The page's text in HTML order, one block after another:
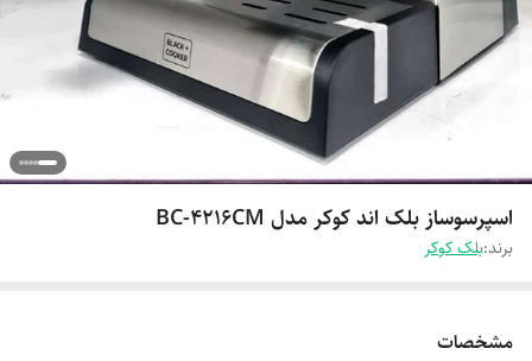
اسپرسوساز بلک اند کوکر مدل BC-4216CM
برند:بلک کوکر
مشخصات